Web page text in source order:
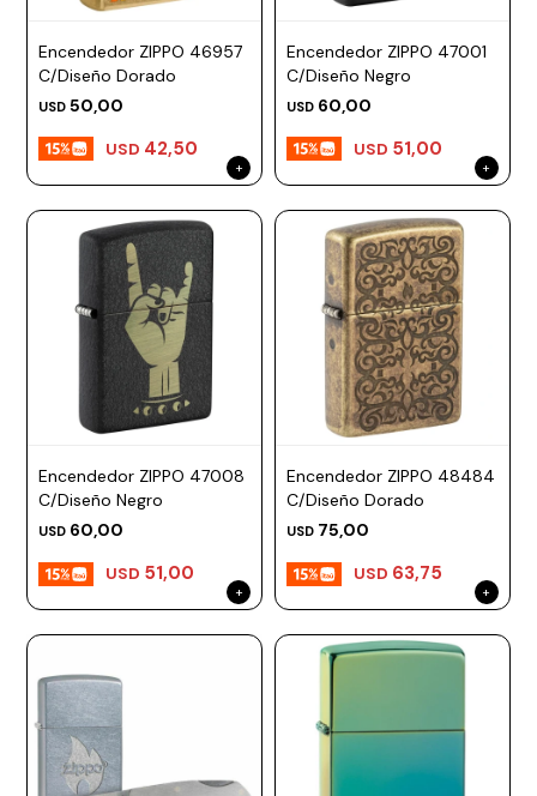
Encendedor ZIPPO 46957
C/Diseño Dorado
USD 50,00
USD 42,50
Encendedor ZIPPO 47001
C/Diseño Negro
USD 60,00
USD 51,00
Encendedor ZIPPO 47008
C/Diseño Negro
USD 60,00
USD 51,00
Encendedor ZIPPO 48484
C/Diseño Dorado
USD 75,00
USD 63,75